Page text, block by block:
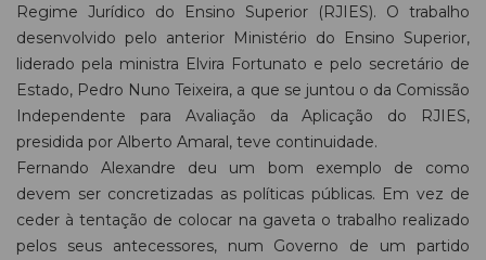
Regime Jurídico do Ensino Superior (RJIES). O trabalho
desenvolvido pelo anterior Ministério do Ensino Superior,
liderado pela ministra Elvira Fortunato e pelo secretário de
Estado, Pedro Nuno Teixeira, a que se juntou o da Comissão
Independente para Avaliação da Aplicação do RJIES,
presidida por Alberto Amaral, teve continuidade.
Fernando Alexandre deu um bom exemplo de como
devem ser concretizadas as políticas públicas. Em vez de
ceder à tentação de colocar na gaveta o trabalho realizado
pelos seus antecessores, num Governo de um partido